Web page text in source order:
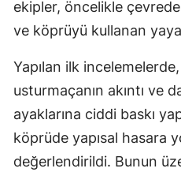
ekipler, öncelikle
ve köprüyü kullanan
Yapılan ilk
usturmaçanın akıntı ve
ayaklarına ciddi baskı
köprüde yapısal hasara
değerlendirildi. Bunun